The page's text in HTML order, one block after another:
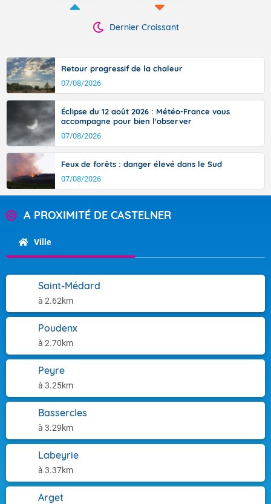
Dernier Croissant
Retour progressif de la chaleur
07/08/2026
Éclipse du 12 août 2026 : Météo-France vous
accompagne pour bien l'observer
07/08/2026
Feux de forêts : danger élevé dans le Sud
07/08/2026
A PROXIMITÉ DE CASTELNER
Ville
Saint-Médard
à 2.62km
Poudenx
à 2.70km
Peyre
à 3.25km
Bassercles
à 3.29km
Labeyrie
à 3.37km
Arget